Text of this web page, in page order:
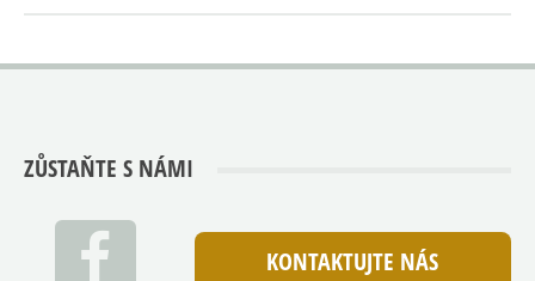
ZŮSTAŇTE S NÁMI
KONTAKTUJTE NÁS